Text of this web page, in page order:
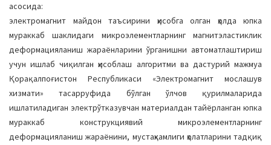
асосида:
электромагнит майдон таъсирини ҳисобга олган ҳолда юпка
мураккаб шаклидаги микроэлементларнинг магнитэластиклик
деформацияланиш жараёнларини ўрганишни автоматлаштириш
учун ишлаб чиқилган ҳисоблаш алгоритми ва дастурий мажмуа
Қорақалпоғистон Республикаси «Электромагнит мослашув
хизмати» тасарруфида бўлган ўлчов қурилмаларида
ишлатиладиган электрўтказувчан материалдан тайёрланган юпка
мураккаб конструкциявий микроэлементларнинг
деформацияланиш жараёнини, мустаҳкамлиги ҳолатларини тадқиқ